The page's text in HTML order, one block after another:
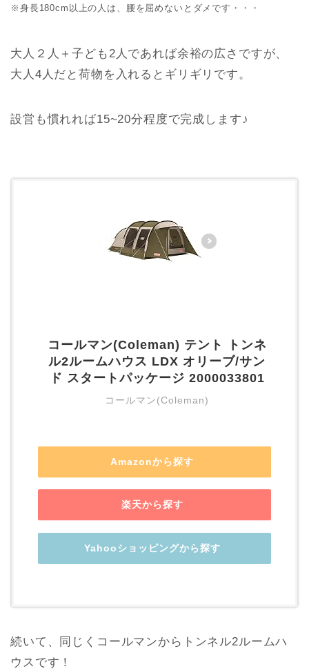
※身長180cm以上の人は、腰を屈めないとダメです・・・
大人２人＋子ども2人であれば余裕の広さですが、
大人4人だと荷物を入れるとギリギリです。
設営も慣れれば15~20分程度で完成します♪
コールマン(Coleman) テント トンネ
ル2ルームハウス LDX オリーブ/サン
ド スタートパッケージ 2000033801
コールマン(Coleman)
Amazonから探す
楽天から探す
Yahooショッピングから探す
続いて、同じくコールマンからトンネル2ルームハ
ウスです！